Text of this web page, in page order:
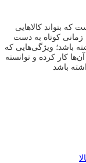
که بتواند کالاهایی
زمانی کوتاه به دست
باشد؛ ویژگی‌هایی که
کار کرده و توانسته
باشد